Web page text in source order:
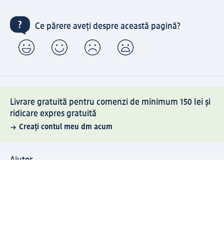
Ce părere aveți despre această pagină?
Livrare gratuită pentru comenzi de minimum 150 lei și
ridicare expres gratuită
Creați contul meu dm acum
Ajutor